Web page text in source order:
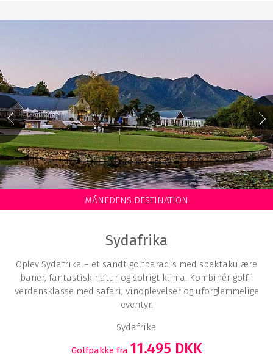
MÅNEDENS DESTINATION
Sydafrika
Oplev Sydafrika – et sandt golfparadis med spektakulære
baner, fantastisk natur og solrigt klima. Kombinér golf i
verdensklasse med safari, vinoplevelser og uforglemmelige
eventyr.
Sydafrika
Golfpakke fra 11.495 DKK